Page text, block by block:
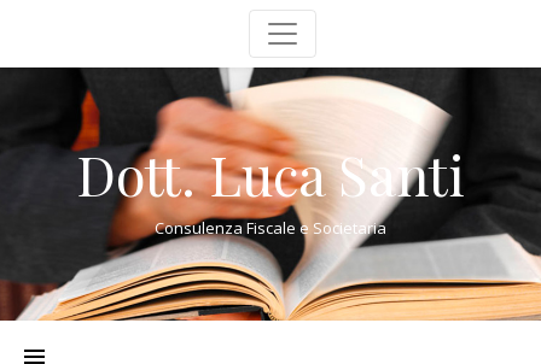
Dott. Luca Santi
Consulenza Fiscale e Societaria